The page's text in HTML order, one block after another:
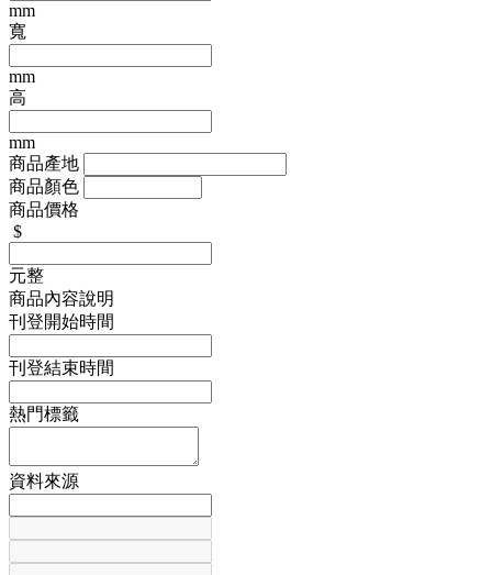
mm
寬
mm
高
mm
商品產地
商品顏色
商品價格
$
元整
商品內容說明
刊登開始時間
刊登結束時間
熱門標籤
資料來源